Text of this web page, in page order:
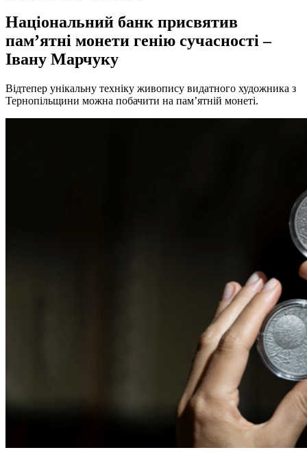
Національний банк присвятив
пам’ятні монети генію сучасності –
Івану Марчуку
Відтепер унікальну техніку живопису видатного художника з
Тернопільщини можна побачити на пам’ятній монеті.